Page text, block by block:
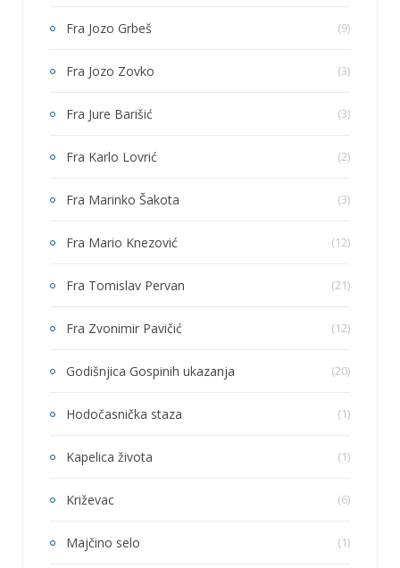
Fra Jozo Grbeš (9)
Fra Jozo Zovko (3)
Fra Jure Barišić (3)
Fra Karlo Lovrić (2)
Fra Marinko Šakota (3)
Fra Mario Knezović (12)
Fra Tomislav Pervan (21)
Fra Zvonimir Pavičić (12)
Godišnjica Gospinih ukazanja (20)
Hodočasnička staza (1)
Kapelica života (1)
Križevac (6)
Majčino selo (1)